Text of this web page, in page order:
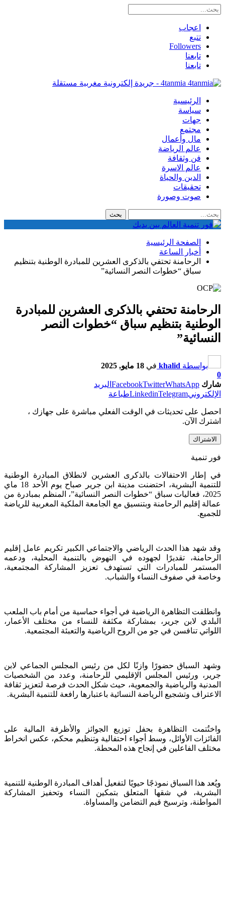
اعجاب
تتبع
Followers
تابعنا
تابعنا
4tanmia - جريدة إلكترونية مغربية مستقلة
الرئيسية
سياسة
جهات
مجتمع
مال وأعمال
عالم الرياضة
فن وثقافة
عالم الاسرة
الدين والحياة
تحقيقات
صوت وصورة
الصفحة الرئيسية
أخبار الساعة
الرحامنة تحتفي بالذكرى العشرين للمبادرة الوطنية بتنظيم
سباق “خطوات النصر النسائية”
الرحامنة تحتفي بالذكرى العشرين للمبادرة
الوطنية بتنظيم سباق “خطوات النصر
النسائية”
بواسطة khalid في 18 مايو, 2025
0
شارك
FacebookTwitterWhatsApp
البريد
الإلكتروني
LinkedinTelegram طباعة
احصل على تحديثات في الوقت الفعلي مباشرة على جهازك ،
اشترك الآن.
الاشتراك
فور تنمية
في إطار الاحتفالات بالذكرى العشرين لانطلاق المبادرة الوطنية
للتنمية البشرية، احتضنت مدينة ابن جرير صباح يوم الأحد 18 ماي
2025، فعاليات سباق “خطوات النصر النسائية”، المنظم بمبادرة من
عمالة إقليم الرحامنة وبتنسيق مع الجامعة الملكية المغربية للرياضة
للجميع.
وقد شهد هذا الحدث الرياضي والاجتماعي الكبير تكريم عامل إقليم
الرحامنة، تقديرًا لجهوده في النهوض بالتنمية المحلية، ودعمه
المستمر للمبادرات التي تستهدف تعزيز المشاركة المجتمعية،
وخاصة في صفوف النساء والشباب.
وانطلقت التظاهرة الرياضية في أجواء حماسية من أمام باب الملعب
البلدي لابن جرير، بمشاركة مكثفة للنساء من مختلف الأعمار،
اللواتي تنافسن في جو من الروح الرياضية والتعبئة المجتمعية.
وشهد السباق حضورًا وازنًا لكل من رئيس المجلس الجماعي لابن
جرير، ورئيس المجلس الإقليمي للرحامنة، وعدد من الشخصيات
المدنية والرياضية والجمعوية، حيث شكل الحدث فرصة لتعزيز ثقافة
الاعتراف وتشجيع الرياضة النسائية باعتبارها رافعة للتنمية البشرية.
واختُتمت التظاهرة بحفل توزيع الجوائز والأظرفة المالية على
الفائزات الأوائل، وسط أجواء احتفالية وتنظيم محكم، عكس انخراط
مختلف الفاعلين في إنجاح هذه المحطة.
ويُعد هذا السباق نموذجًا حيويًا لتفعيل أهداف المبادرة الوطنية للتنمية
البشرية، في شقها المتعلق بتمكين النساء وتحفيز المشاركة
المواطنة، وترسيخ قيم التضامن والمساواة.